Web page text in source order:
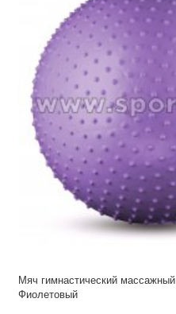
Мяч гимнастический
Фиолетовый